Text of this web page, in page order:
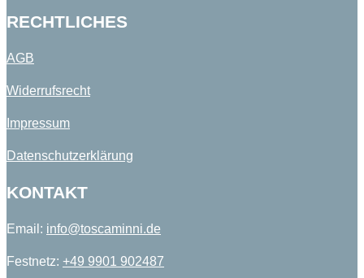
RECHTLICHES
AGB
Widerrufsrecht
Impressum
Datenschutzerklärung
KONTAKT
Email: info@toscaminni.de​
Festnetz: +49 9901 902487​